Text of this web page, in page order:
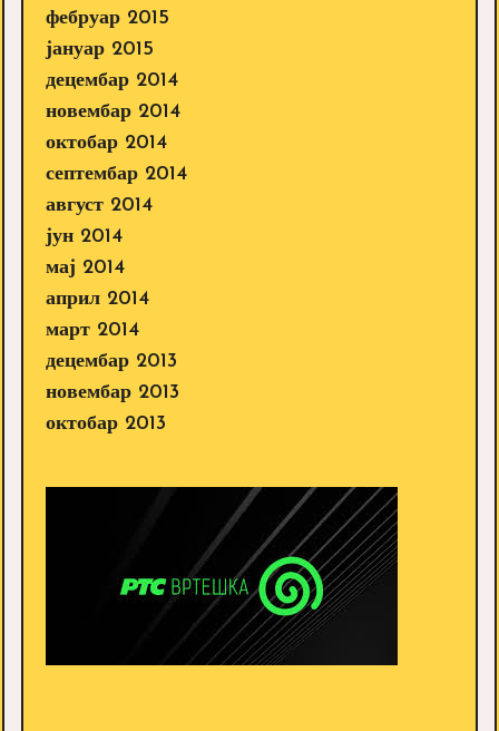
фебруар 2015
јануар 2015
децембар 2014
новембар 2014
октобар 2014
септембар 2014
август 2014
јун 2014
мај 2014
април 2014
март 2014
децембар 2013
новембар 2013
октобар 2013